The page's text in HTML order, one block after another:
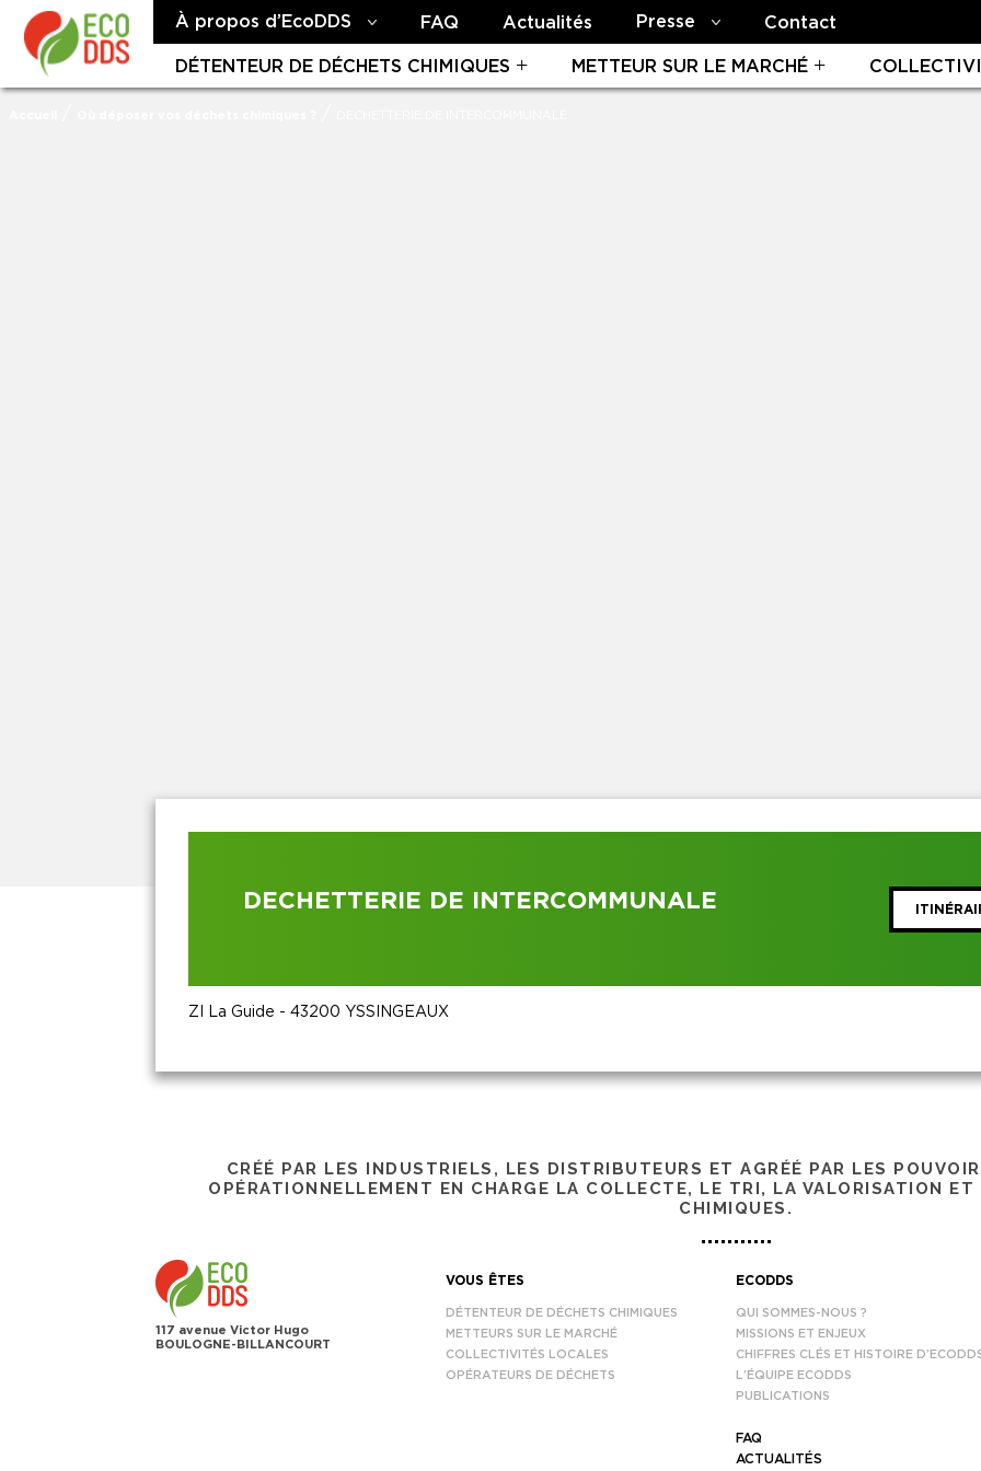
À propos d’EcoDDS FAQ Actualités Presse Contact
DÉTENTEUR DE DÉCHETS CHIMIQUES METTEUR SUR LE MARCHÉ
DECHETTERIE DE INTERCOMMUNALE
ZI La Guide - 43200 YSSINGEAUX
CRÉÉ PAR LES INDUSTRIELS, LES DISTRIBUTEURS ET AGRÉÉ PAR LES
OPÉRATIONNELLEMENT EN CHARGE LA COLLECTE, LE TRI, LA VALORISATION ET
CHIMIQUES.
117 avenue Victor Hugo
BOULOGNE-BILLANCOURT
VOUS ÊTES
DÉTENTEUR DE DÉCHETS CHIMIQUES
METTEURS SUR LE MARCHÉ
COLLECTIVITÉS LOCALES
OPÉRATEURS DE DÉCHETS
ECODDS
QUI SOMMES-NOUS ?
MISSIONS ET ENJEUX
CHIFFRES CLÉS ET HISTOIRE
L’ÉQUIPE ECODDS
PUBLICATIONS
FAQ
ACTUALITÉS